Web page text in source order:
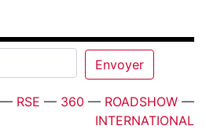
— RSE — 360 — ROADSHOW —
INTERNATIONAL